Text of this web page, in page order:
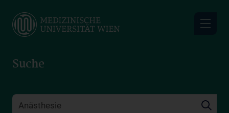
main
Suche